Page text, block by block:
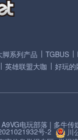
脚系列产品 TGBUS
英雄联盟大咖 好玩的
电玩部落 | 多牛传
号-2
川